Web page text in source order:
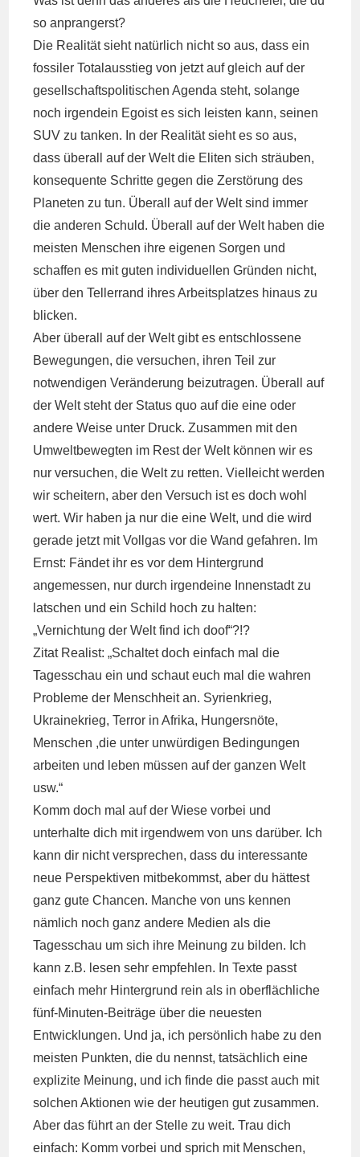
so anprangerst?
Die Realität sieht natürlich nicht so aus, dass ein
fossiler Totalausstieg von jetzt auf gleich auf der
gesellschaftspolitischen Agenda steht, solange
noch irgendein Egoist es sich leisten kann, seinen
SUV zu tanken. In der Realität sieht es so aus,
dass überall auf der Welt die Eliten sich sträuben,
konsequente Schritte gegen die Zerstörung des
Planeten zu tun. Überall auf der Welt sind immer
die anderen Schuld. Überall auf der Welt haben die
meisten Menschen ihre eigenen Sorgen und
schaffen es mit guten individuellen Gründen nicht,
über den Tellerrand ihres Arbeitsplatzes hinaus zu
blicken.
Aber überall auf der Welt gibt es entschlossene
Bewegungen, die versuchen, ihren Teil zur
notwendigen Veränderung beizutragen. Überall auf
der Welt steht der Status quo auf die eine oder
andere Weise unter Druck. Zusammen mit den
Umweltbewegten im Rest der Welt können wir es
nur versuchen, die Welt zu retten. Vielleicht werden
wir scheitern, aber den Versuch ist es doch wohl
wert. Wir haben ja nur die eine Welt, und die wird
gerade jetzt mit Vollgas vor die Wand gefahren. Im
Ernst: Fändet ihr es vor dem Hintergrund
angemessen, nur durch irgendeine Innenstadt zu
latschen und ein Schild hoch zu halten:
„Vernichtung der Welt find ich doof“?!?
Zitat Realist: „Schaltet doch einfach mal die
Tagesschau ein und schaut euch mal die wahren
Probleme der Menschheit an. Syrienkrieg,
Ukrainekrieg, Terror in Afrika, Hungersnöte,
Menschen ,die unter unwürdigen Bedingungen
arbeiten und leben müssen auf der ganzen Welt
usw.“
Komm doch mal auf der Wiese vorbei und
unterhalte dich mit irgendwem von uns darüber. Ich
kann dir nicht versprechen, dass du interessante
neue Perspektiven mitbekommst, aber du hättest
ganz gute Chancen. Manche von uns kennen
nämlich noch ganz andere Medien als die
Tagesschau um sich ihre Meinung zu bilden. Ich
kann z.B. lesen sehr empfehlen. In Texte passt
einfach mehr Hintergrund rein als in oberflächliche
fünf-Minuten-Beiträge über die neuesten
Entwicklungen. Und ja, ich persönlich habe zu den
meisten Punkten, die du nennst, tatsächlich eine
explizite Meinung, und ich finde die passt auch mit
solchen Aktionen wie der heutigen gut zusammen.
Aber das führt an der Stelle zu weit. Trau dich
einfach: Komm vorbei und sprich mit Menschen,